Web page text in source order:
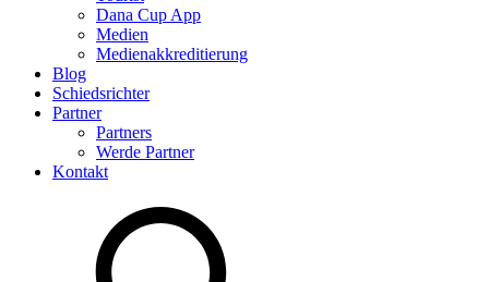
Dana Cup App
Medien
Medienakkreditierung
Blog
Schiedsrichter
Partner
Partners
Werde Partner
Kontakt